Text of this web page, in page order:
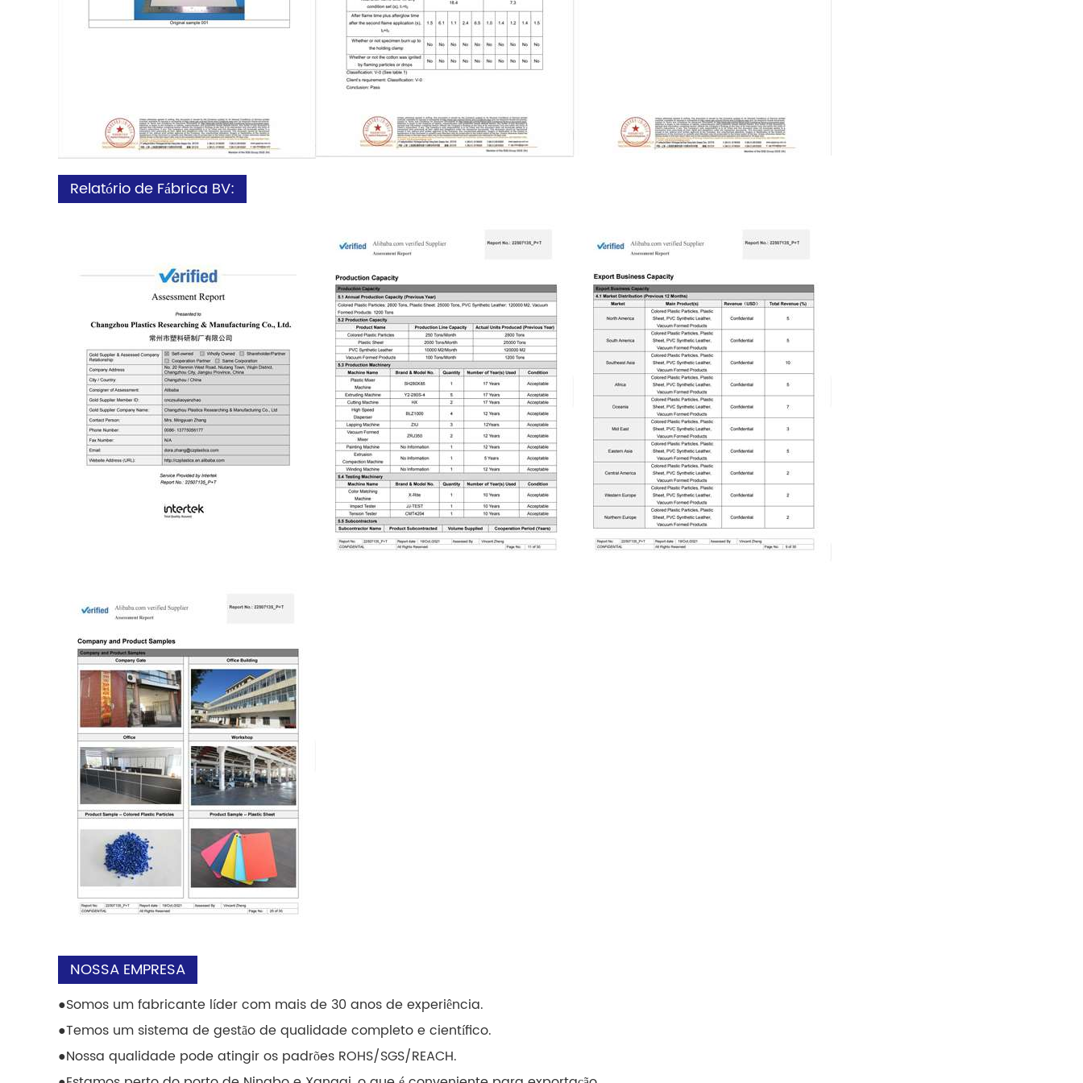
Relatório de Fábrica BV:
NOSSA EMPRESA
●Somos um fabricante líder com mais de 30 anos de experiência.
●Temos um sistema de gestão de qualidade completo e científico.
●Nossa qualidade pode atingir os padrões ROHS/SGS/REACH.